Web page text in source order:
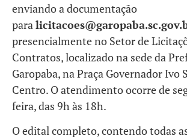
enviando a documentação
para
presencialmente no Setor de
Contratos, localizado na sede da
Garopaba, na Praça Governador Ivo
Centro. O atendimento ocorre de
feira, das 9h às 18h.
O edital completo, contendo todas